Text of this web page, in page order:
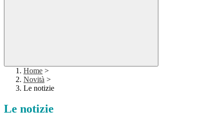
Home >
Novità >
Le notizie
Le notizie